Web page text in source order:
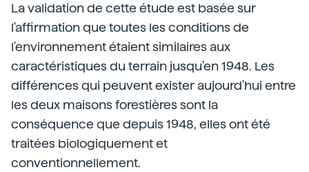
La validation de cette étude est basée sur
l'affirmation que toutes les conditions de
l'environnement étaient similaires aux
caractéristiques du terrain jusqu'en 1948. Les
différences qui peuvent exister aujourd'hui entre
les deux maisons forestières sont la
conséquence que depuis 1948, elles ont été
traitées biologiquement et
conventionnellement.